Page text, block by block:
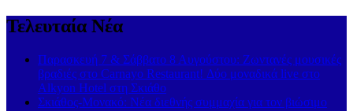
Τελευταία Νέα
Παρασκευή 7 & Σάββατο 8 Αυγούστου: Ζωντανές μουσικές
βραδιές στο Carnayo Restaurant! Δύο μοναδικά live στο
Alkyon Hotel στη Σκιάθο
Σκιάθος-Μονακό: Νέα διεθνής συμμαχία για τον βιώσιμο